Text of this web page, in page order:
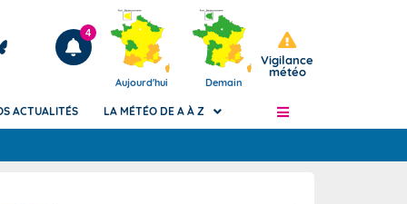
Articles
4
Aujourd'hui Demain
Vigilance
météo
ACTUALITÉS LA MÉTÉO DE A À Z